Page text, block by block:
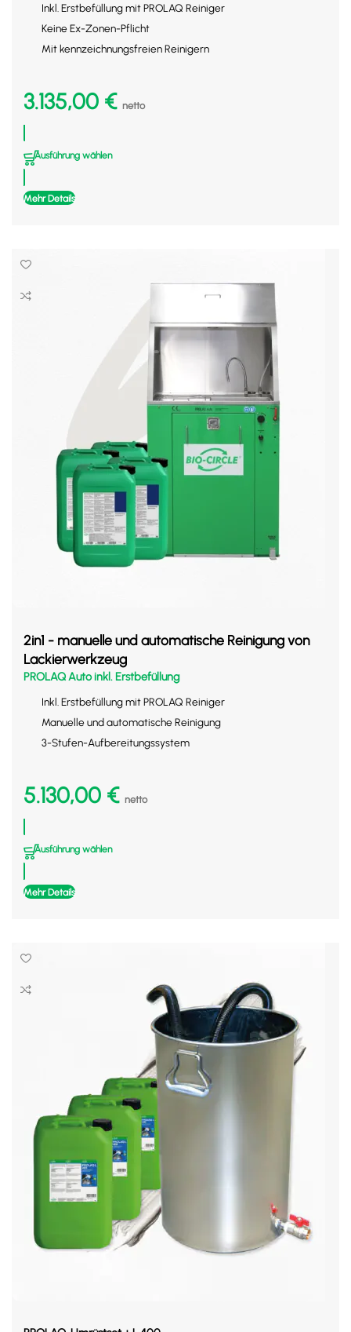
Inkl. Erstbefüllung mit PROLAQ Reiniger
Keine Ex-Zonen-Pflicht
Mit kennzeichnungsfreien Reinigern
3.135,00 € netto
Ausführung wählen
Mehr Details
2in1 - manuelle und automatische Reinigung von
Lackierwerkzeug
PROLAQ Auto inkl. Erstbefüllung
Inkl. Erstbefüllung mit PROLAQ Reiniger
Manuelle und automatische Reinigung
3-Stufen-Aufbereitungssystem
5.130,00 € netto
Ausführung wählen
Mehr Details